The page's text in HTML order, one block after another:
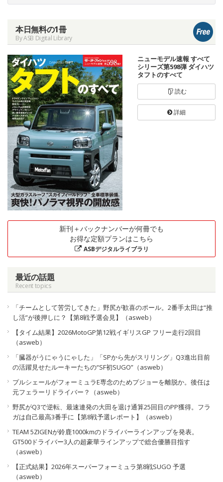
本日無料の1冊
By ASB Digital Library
ニューモデル速報 すべて
シリーズ第598弾 ダイハツ
タフトのすべて
読む
詳細
新刊＋バックナンバーが何冊でも
お得な定額プランはこちら
ASBデジタルライブラリ
最近の話題
Recent topics
「チームとして苦労してきた」野尻が歓喜のポール。2番手太田は“推
し活”が後押しに？【第8戦予選会見】（asweb）
【タイム結果】2026MotoGP第12戦イギリスGP フリー走行2回目
（asweb）
「臓器がうにゃうにゃした」「SPから先がスリリング」Q3進出目前
の活躍見せたルーキーたちの“SF初SUGO”（asweb）
プルシェールがフォーミュラE専念のためプジョーを離脱か。後任は
元フェラーリドライバー？（asweb）
野尻がQ3で逆転、最速連発の大田を退け通算25回目のPP獲得。フラ
ガは自己最高3番手に【第8戦予選レポート】（asweb）
TEAM 5ZIGENが鈴鹿1000kmのドライバーラインアップを発表。
GT500ドライバー3人の超豪華ラインアップで総合優勝目指す
（asweb）
【正式結果】2026年スーパーフォーミュラ第8戦SUGO 予選
（asweb）